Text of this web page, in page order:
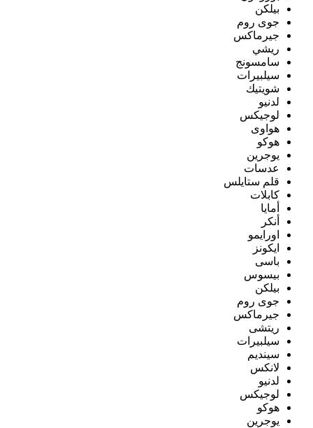
بيلكن
جوى روم
جيرماكس
ريشي
سامسونج
سيلبيرات
شويتيك
لدنيو
لوجيكس
هواوى
هوكو
يوجرين
عدسات
قلم ستايلس
كابلات
أمايا
أنكر
اورايمو
ايكونز
باسى
بيسوس
بيلكن
جوى روم
جيرماكس
ريتشى
سيلبيرات
سينديم
لانكس
لدنيو
لوجيكس
هوكو
يوجرين